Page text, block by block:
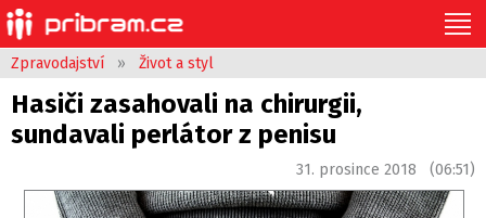
Zpravodajství » Život a styl
Hasiči zasahovali na chirurgii,
sundavali perlátor z penisu
31. prosince 2018 (06:51)